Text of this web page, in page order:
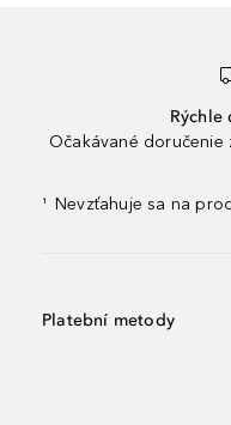
Rýchle
Očakávané doručenie
¹ Nevzťahuje sa na
Platební metody